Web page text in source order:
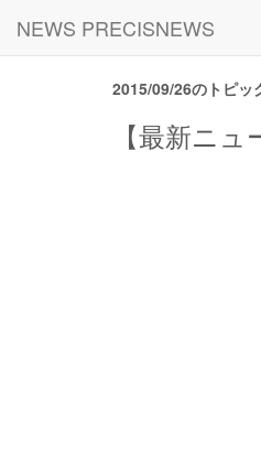
NEWS PRECISNEWS
2015/09/26のトピッ
【最新ニ